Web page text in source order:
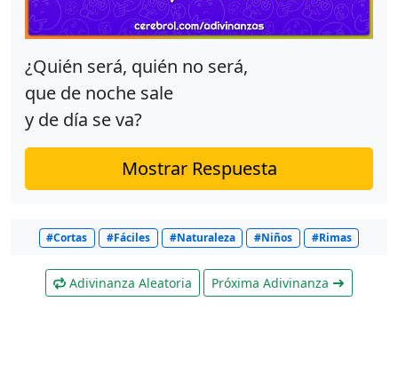
¿Quién será, quién no será,
que de noche sale
y de día se va?
Mostrar Respuesta
#Cortas #Fáciles #Naturaleza #Niños #Rimas
Adivinanza Aleatoria Próxima Adivinanza